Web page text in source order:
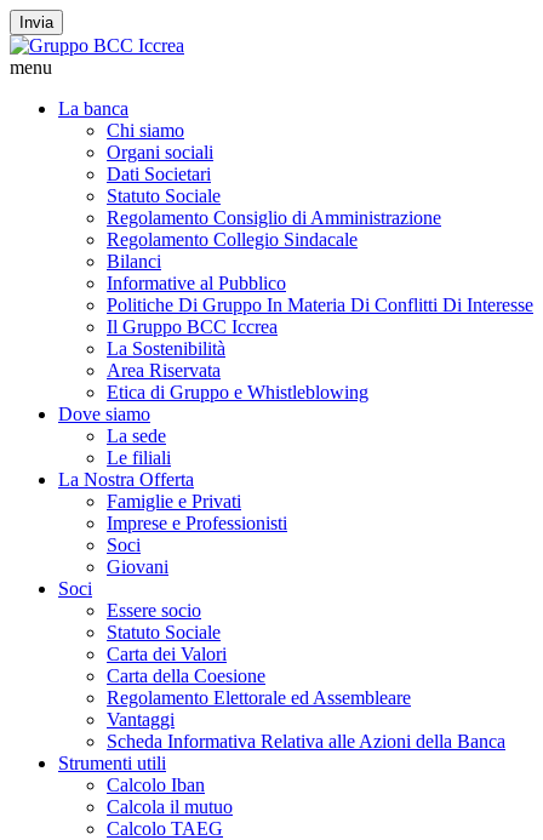
Invia
menu
La banca
Chi siamo
Organi sociali
Dati Societari
Statuto Sociale
Regolamento Consiglio di Amministrazione
Regolamento Collegio Sindacale
Bilanci
Informative al Pubblico
Politiche Di Gruppo In Materia Di Conflitti Di Interesse
Il Gruppo BCC Iccrea
La Sostenibilità
Area Riservata
Etica di Gruppo e Whistleblowing
Dove siamo
La sede
Le filiali
La Nostra Offerta
Famiglie e Privati
Imprese e Professionisti
Soci
Giovani
Soci
Essere socio
Statuto Sociale
Carta dei Valori
Carta della Coesione
Regolamento Elettorale ed Assembleare
Vantaggi
Scheda Informativa Relativa alle Azioni della Banca
Strumenti utili
Calcolo Iban
Calcola il mutuo
Calcolo TAEG